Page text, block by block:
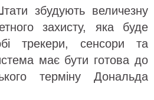
збудують величезну
захисту, яка буде
трекери, сенсори та
має бути готова до
терміну Дональда